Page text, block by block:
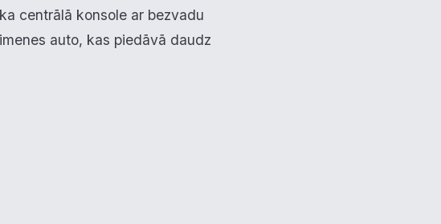
centrālā konsole ar bezvadu
auto, kas piedāvā daudz